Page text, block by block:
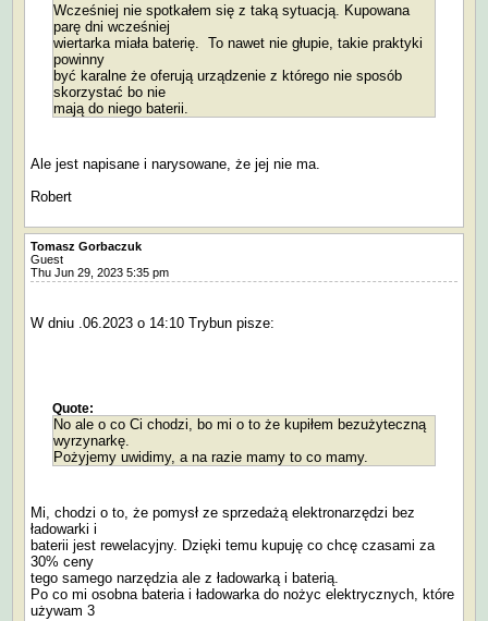
Wcześniej nie spotkałem się z taką sytuacją. Kupowana
parę dni wcześniej
wiertarka miała baterię. To nawet nie głupie, takie praktyki
powinny
być karalne że oferują urządzenie z którego nie sposób
skorzystać bo nie
mają do niego baterii.
Ale jest napisane i narysowane, że jej nie ma.
Robert
Tomasz Gorbaczuk
Guest
Thu Jun 29, 2023 5:35 pm
W dniu .06.2023 o 14:10 Trybun pisze:
Quote:
No ale o co Ci chodzi, bo mi o to że kupiłem bezużyteczną
wyrzynarkę.
Pożyjemy uwidimy, a na razie mamy to co mamy.
Mi, chodzi o to, że pomysł ze sprzedażą elektronarzędzi bez
ładowarki i
baterii jest rewelacyjny. Dzięki temu kupuję co chcę czasami za
30% ceny
tego samego narzędzia ale z ładowarką i baterią.
Po co mi osobna bateria i ładowarka do nożyc elektrycznych, które
używam 3